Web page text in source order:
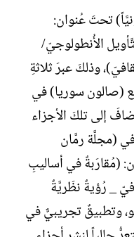
تحتَ عُنوان:
الأُنطولوجيّ/
وذلكَ عبرَ ثلاثةِ
(صالون سوريا) في
أضافَ إلى تلكَ الأجزاء
(مجلَّة رمَّان
(2024)، بعُنوان: (مُقارَبةٌ في أساليبِ
_ رُؤيةٌ نظَريَّةٌ
وتطبيقٌ تجريبيٌّ في